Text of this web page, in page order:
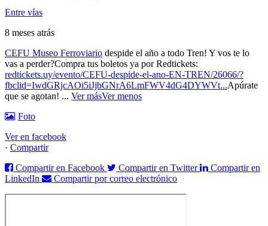
Entre vías
8 meses atrás
CEFU Museo Ferroviario despide el año a todo Tren! Y vos te lo
vas a perder?Compra tus boletos ya por Redtickets:
redtickets.uy/evento/CEFU-despide-el-ano-EN-TREN/26066/?
fbclid=IwdGRjcAOi5iJjbGNrA6LmFWV4dG4DYWVt...Apúrate
que se agotan! ... Ver másVer menos
Foto
Ver en facebook
· Compartir
Compartir en Facebook
Compartir en Twitter
Compartir en
LinkedIn
Compartir por correo electrónico